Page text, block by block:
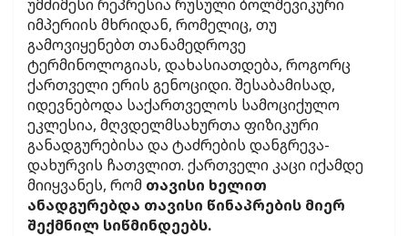
უმძიმესი რეპრესია რუსული ბოლშევიკური
იმპერიის მხრიდან, რომელიც, თუ
გამოვიყენებთ თანამედროვე
ტერმინოლოგიას, დახასიათდება, როგორც
ქართველი ერის გენოციდი. შესაბამისად,
იდევნებოდა საქართველოს სამოციქულო
ეკლესია, მღვდელმსახურთა ფიზიკური
განადგურებისა და ტაძრების დანგრევა-
დახურვის ჩათვლით. ქართველი კაცი იქამდე
მიიყვანეს, რომ თავისი ხელით
ანადგურებდა თავისი წინაპრების მიერ
შექმნილ სიწმინდეებს.